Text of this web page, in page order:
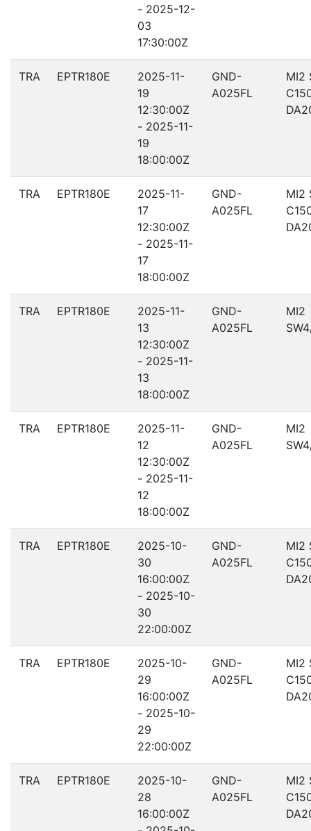
- 2025-12-
03
17:30:00Z
TRA EPTR180E
2025-11-
19
12:30:00Z
- 2025-11-
19
18:00:00Z
GND-
A025FL
MI2
TRA EPTR180E
2025-11-
17
12:30:00Z
- 2025-11-
17
18:00:00Z
GND-
A025FL
MI2
TRA EPTR180E
2025-11-
13
12:30:00Z
- 2025-11-
13
18:00:00Z
GND-
A025FL
MI2
TRA EPTR180E
2025-11-
12
12:30:00Z
- 2025-11-
12
18:00:00Z
GND-
A025FL
MI2
TRA EPTR180E
2025-10-
30
16:00:00Z
- 2025-10-
30
22:00:00Z
GND-
A025FL
MI2
TRA EPTR180E
2025-10-
29
16:00:00Z
- 2025-10-
29
22:00:00Z
GND-
A025FL
MI2
TRA EPTR180E
2025-10-
28
16:00:00Z
GND-
A025FL
MI2